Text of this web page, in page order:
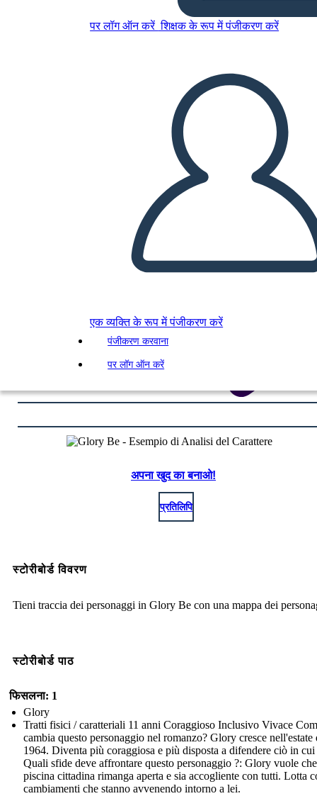
पर लॉग ऑन करें शिक्षक के रूप में पंजीकरण करें
एक व्यक्ति के रूप में पंजीकरण करें
पंजीकरण करवाना
पर लॉग ऑन करें
इस स्टोरीबोर्ड को कॉपी करें
स्लाइड शो चलाएं
मुझे पढ़कर सुनाओ
अपना खुद का बनाओ!
प्रतिलिपि
स्टोरीबोर्ड विवरण
Tieni traccia dei personaggi in Glory Be con una mappa dei
स्टोरीबोर्ड पाठ
फिसलना: 1
Glory
Tratti fisici / caratteriali 11 anni Coraggioso Inclusivo Vivace
cambia questo personaggio nel romanzo? Glory cresce nell'estate
1964. Diventa più coraggiosa e più disposta a difendere ciò in cui
Quali sfide deve affrontare questo personaggio ?: Glory vuole
piscina cittadina rimanga aperta e sia accogliente con tutti. Lotta
cambiamenti che stanno avvenendo intorno a lei.